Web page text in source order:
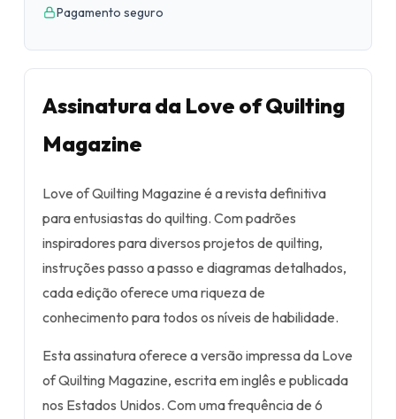
Pagamento seguro
Assinatura da Love of Quilting
Magazine
Love of Quilting Magazine é a revista definitiva
para entusiastas do quilting. Com padrões
inspiradores para diversos projetos de quilting,
instruções passo a passo e diagramas detalhados,
cada edição oferece uma riqueza de
conhecimento para todos os níveis de habilidade.
Esta assinatura oferece a versão impressa da Love
of Quilting Magazine, escrita em inglês e publicada
nos Estados Unidos. Com uma frequência de 6